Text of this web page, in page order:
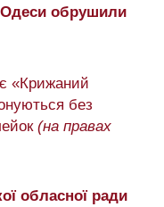
Одеси обрушили
«Крижаний
без
(на правах
обласної ради